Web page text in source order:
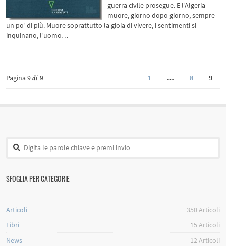
guerra civile prosegue. E l’Algeria
muore, giorno dopo giorno, sempre
un po’ di più. Muore soprattutto la gioia di vivere, i sentimenti si
inquinano, l’uomo…
Pagina 9di 9 1 … 8 9
SFOGLIA PER CATEGORIE
Articoli 350Articoli
Libri
15 Articoli
News
12Articoli